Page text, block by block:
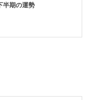
期の運勢